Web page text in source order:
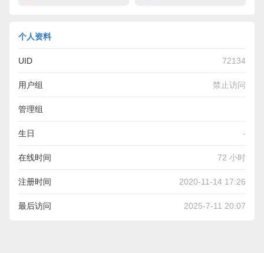
个人资料
UID 72134
用户组 禁止访问
管理组
生日 -
在线时间 72 小时
注册时间 2020-11-14 17:26
最后访问 2025-7-11 20:07